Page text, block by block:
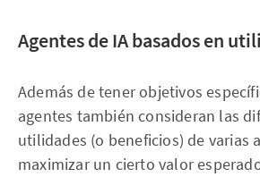
Agentes de IA basados en
Además de tener objetivos
agentes también consideran las
utilidades (o beneficios) de varias
maximizar un cierto valor